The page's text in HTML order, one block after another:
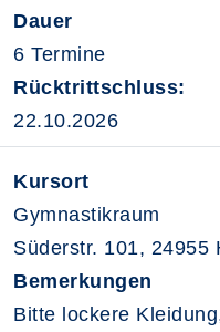
Dauer
6 Termine
Rücktrittschluss:
22.10.2026
Kursort
Gymnastikraum
Süderstr. 101, 24955
Bemerkungen
Bitte lockere